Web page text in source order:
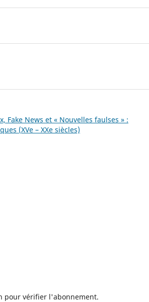
Fake News et « Nouvelles faulses » :
(XVe – XXe siècles)
pour vérifier l'abonnement.